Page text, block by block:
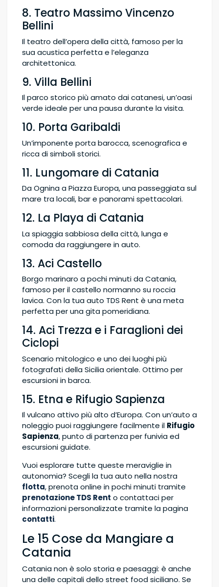
8. Teatro Massimo Vincenzo
Bellini
Il teatro dell’opera della città, famoso per la
sua acustica perfetta e l’eleganza
architettonica.
9. Villa Bellini
Il parco storico più amato dai catanesi, un’oasi
verde ideale per una pausa durante la visita.
10. Porta Garibaldi
Un’imponente porta barocca, scenografica e
ricca di simboli storici.
11. Lungomare di Catania
Da Ognina a Piazza Europa, una passeggiata sul
mare tra locali, bar e panorami spettacolari.
12. La Playa di Catania
La spiaggia sabbiosa della città, lunga e
comoda da raggiungere in auto.
13. Aci Castello
Borgo marinaro a pochi minuti da Catania,
famoso per il castello normanno su roccia
lavica. Con la tua auto TDS Rent è una meta
perfetta per una gita pomeridiana.
14. Aci Trezza e i Faraglioni dei
Ciclopi
Scenario mitologico e uno dei luoghi più
fotografati della Sicilia orientale. Ottimo per
escursioni in barca.
15. Etna e Rifugio Sapienza
Il vulcano attivo più alto d’Europa. Con un’auto a
noleggio puoi raggiungere facilmente il Rifugio
Sapienza, punto di partenza per funivia ed
escursioni guidate.
Vuoi esplorare tutte queste meraviglie in
autonomia? Scegli la tua auto nella nostra
flotta, prenota online in pochi minuti tramite
prenotazione TDS Rent o contattaci per
informazioni personalizzate tramite la pagina
contatti.
Le 15 Cose da Mangiare a
Catania
Catania non è solo storia e paesaggi: è anche
una delle capitali dello street food siciliano. Se